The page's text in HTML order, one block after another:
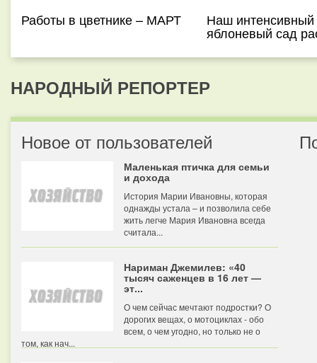
Работы в цветнике – МАРТ Наш интенсивный
яблоневый сад
НАРОДНЫЙ РЕПОРТЕР
Новое от пользователей
Маленькая птичка для семьи
и дохода
История Марии Ивановны, которая
однажды устала – и позволила себе
жить легче Мария Ивановна всегда
считала...
Нариман Джемилев: «40
тысяч саженцев в 16 лет —
эт...
О чем сейчас мечтают подростки? О
дорогих вещах, о мотоциклах - обо
всем, о чем угодно, но только не о
том, как нач...